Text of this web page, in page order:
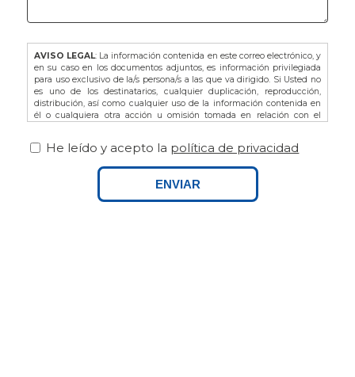
AVISO LEGAL: La información contenida en este correo electrónico, y
en su caso en los documentos adjuntos, es información privilegiada
para uso exclusivo de la/s persona/s a las que va dirigido. Si Usted no
es uno de los destinatarios, cualquier duplicación, reproducción,
distribución, así como cualquier uso de la información contenida en
él o cualquiera otra acción u omisión tomada en relación con el
electrónico, así como de sus adjuntos si los hubiere.
De acuerdo con la L.O. 3/2018 de Protección de Datos de Carácter
Personal y Garantía de los Derechos Digitales, así como del
sus derechos dirigiéndose a FINCAS PALAMOS, domiciliada en AVDA.
He leído y acepto la política de privacidad
ENVIAR